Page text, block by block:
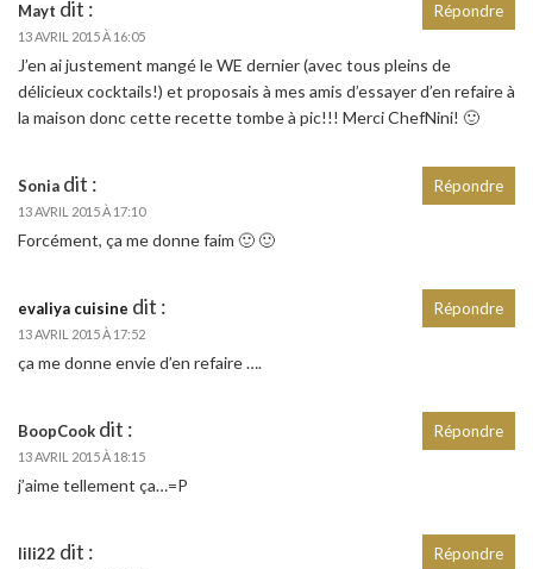
Mayt dit :
13 AVRIL 2015 À 16:05
J’en ai justement mangé le WE dernier (avec tous pleins de
délicieux cocktails!) et proposais à mes amis d’essayer d’en refaire à
la maison donc cette recette tombe à pic!!! Merci ChefNini! 🙂
Répondre
Sonia dit :
13 AVRIL 2015 À 17:10
Forcément, ça me donne faim 🙂 🙂
Répondre
evaliya cuisine dit :
13 AVRIL 2015 À 17:52
ça me donne envie d’en refaire ….
Répondre
BoopCook dit :
13 AVRIL 2015 À 18:15
j’aime tellement ça…=P
Répondre
lili22 dit : Répondre